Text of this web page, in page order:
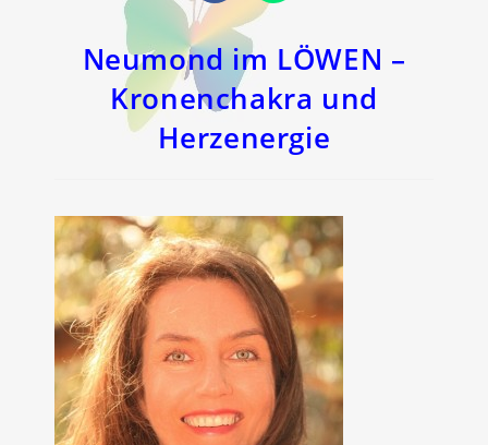
einem
neuen
Fenster Fenster
Neumond im LÖWEN –
Kronenchakra und
Herzenergie